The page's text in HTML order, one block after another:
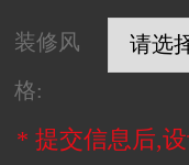
装修风
格:
* 提交信息后,